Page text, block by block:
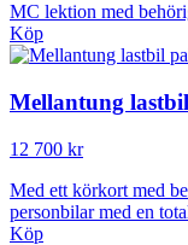
MC lektion med
Köp
Mellantung
12 700 kr
Med ett körkort med
personbilar med en
Köp